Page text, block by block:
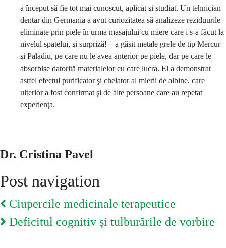
a început să fie tot mai cunoscut, aplicat şi studiat. Un tehnician
dentar din Germania a avut curiozitatea să analizeze reziduurile
eliminate prin piele în urma masajului cu miere care i s-a făcut la
nivelul spatelui, şi surpriză! – a găsit metale grele de tip Mercur
şi Paladiu, pe care nu le avea anterior pe piele, dar pe care le
absorbise datorită materialelor cu care lucra. El a demonstrat
astfel efectul purificator şi chelator al mierii de albine, care
ulterior a fost confirmat şi de alte persoane care au repetat
experienţa.
Dr. Cristina Pavel
Post navigation
Ciupercile medicinale terapeutice
Deficitul cognitiv şi tulburările de vorbire